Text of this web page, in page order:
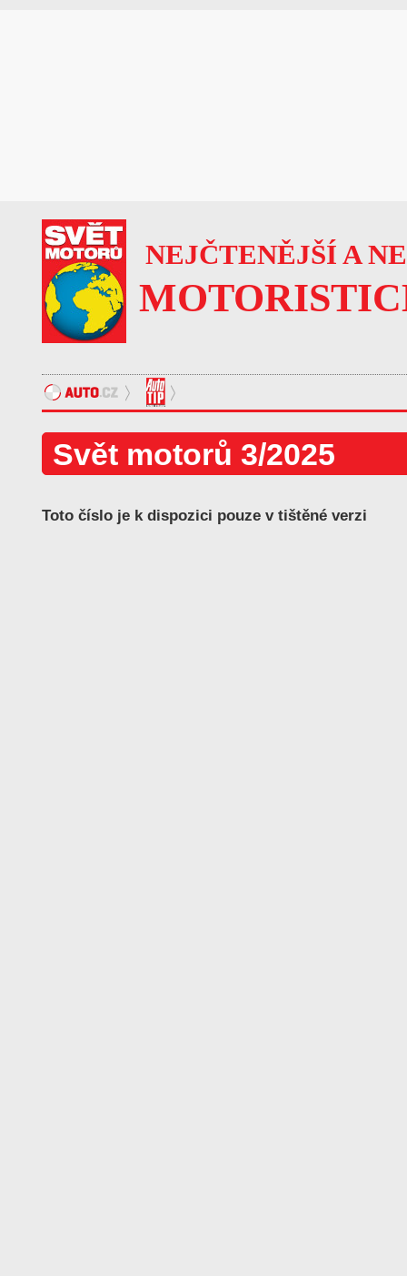
NEJČTENĚJŠÍ A
Svět motorů 3/2025
Toto číslo je k dispozici pouze v tištěné verzi